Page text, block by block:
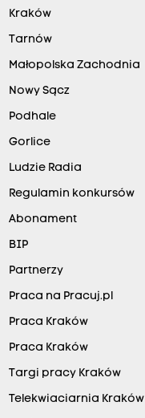
Kraków
Tarnów
Małopolska Zachodnia
Nowy Sącz
Podhale
Gorlice
Ludzie Radia
Regulamin konkursów
Abonament
BIP
Partnerzy
Praca na Pracuj.pl
Praca Kraków
Praca Kraków
Targi pracy Kraków
Telekwiaciarnia Kraków